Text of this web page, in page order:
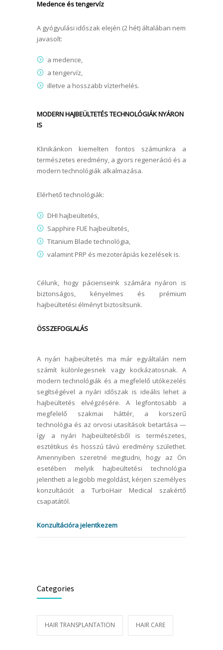
Medence és tengervíz
A gyógyulási időszak elején (2 hét) általában nem
javasolt:
a medence,
a tengervíz,
illetve a hosszabb vízterhelés.
MODERN HAJBEÜLTETÉS TECHNOLÓGIÁK NYÁRON
IS
Klinikánkon kiemelten fontos számunkra a
természetes eredmény, a gyors regeneráció és a
modern technológiák alkalmazása.
Elérhető technológiák:
DHI hajbeültetés,
Sapphire FUE hajbeültetés,
Titanium Blade technológia,
valamint PRP és mezoterápiás kezelések is.
Célunk, hogy pácienseink számára nyáron is
biztonságos, kényelmes és prémium
hajbeültetési élményt biztosítsunk.
ÖSSZEFOGLALÁS
A nyári hajbeültetés ma már egyáltalán nem
számít különlegesnek vagy kockázatosnak. A
modern technológiák és a megfelelő utókezelés
segítségével a nyári időszak is ideális lehet a
hajbeültetés elvégzésére. A legfontosabb a
megfelelő szakmai háttér, a korszerű
technológia és az orvosi utasítások betartása —
így a nyári hajbeültetésből is természetes,
esztétikus és hosszú távú eredmény születhet.
Amennyiben szeretné megtudni, hogy az Ön
esetében melyik hajbeültetési technológia
jelentheti a legjobb megoldást, kérjen személyes
konzultációt a TurboHair Medical szakértő
csapatától.
Konzultációra jelentkezem
Categories
HAIR TRANSPLANTATION HAIR CARE